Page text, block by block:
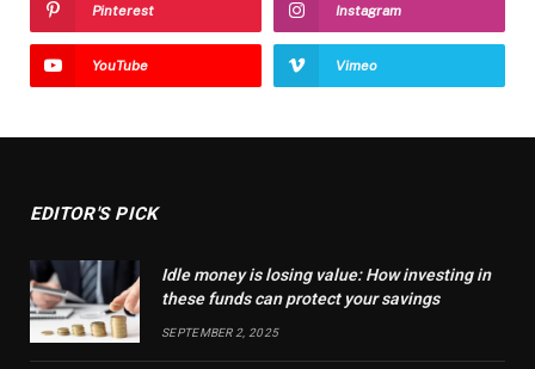
Pinterest Instagram
YouTube Vimeo
EDITOR'S PICK
Idle money is losing value: How investing in
these funds can protect your savings
SEPTEMBER 2, 2025